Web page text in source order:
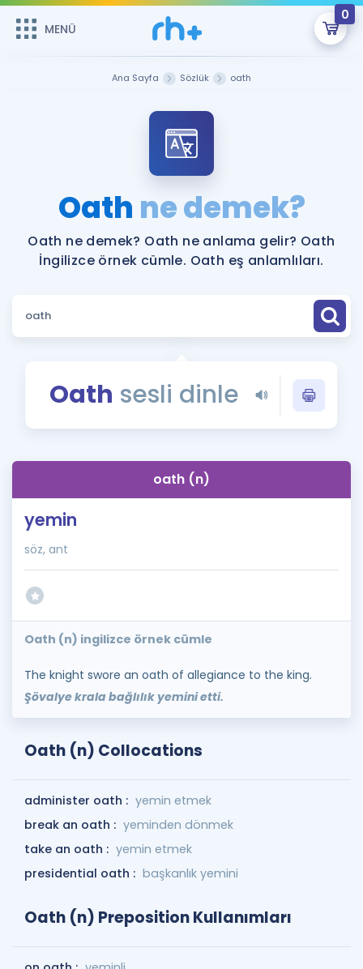
MENÜ
0
ÜYE DEĞİLİM
Sepetin Şu An Boş.
Remzi Hoca ile seni sınava hazırlayacak onlarca eğitim seni
bekliyor!
MENÜ
Faydalı Araçlar
Sözlük
Blog
İngilizce Gramer
Ana Sayfa Sözlük oath
Oath ne demek?
Oath ne demek? Oath ne anlama gelir? Oath
İngilizce örnek cümle. Oath eş anlamlıları.
Oath sesli dinle
oath (n)
yemin
söz, ant
Oath (n) ingilizce örnek cümle
The knight swore an oath of allegiance to the king.
Şövalye krala bağlılık yemini etti.
Oath (n) Collocations
administer oath : yemin etmek
break an oath : yeminden dönmek
take an oath : yemin etmek
presidential oath : başkanlık yemini
Oath (n) Preposition Kullanımları